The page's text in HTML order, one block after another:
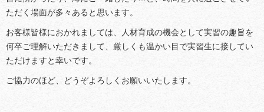
ただく場面が多々あると思います。
お客様皆様におかれましては、人材育成の機会として実習の趣旨を
何卒ご理解いただきまして、厳しくも温かい目で実習生に接してい
ただけますと幸いです。
ご協力のほど、どうぞよろしくお願いいたします。